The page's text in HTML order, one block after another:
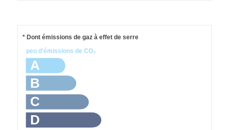
A
B
C
D
peu d'émissions de CO₂
* Dont émissions de gaz à effet de serre